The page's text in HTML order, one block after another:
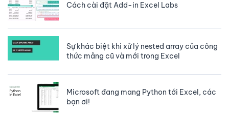
Cách cài đặt Add-in Excel Labs
Sự khác biệt khi xử lý nested array của công
thức mảng cũ và mới trong Excel
Microsoft đang mang Python tới Excel, các
bạn ơi!